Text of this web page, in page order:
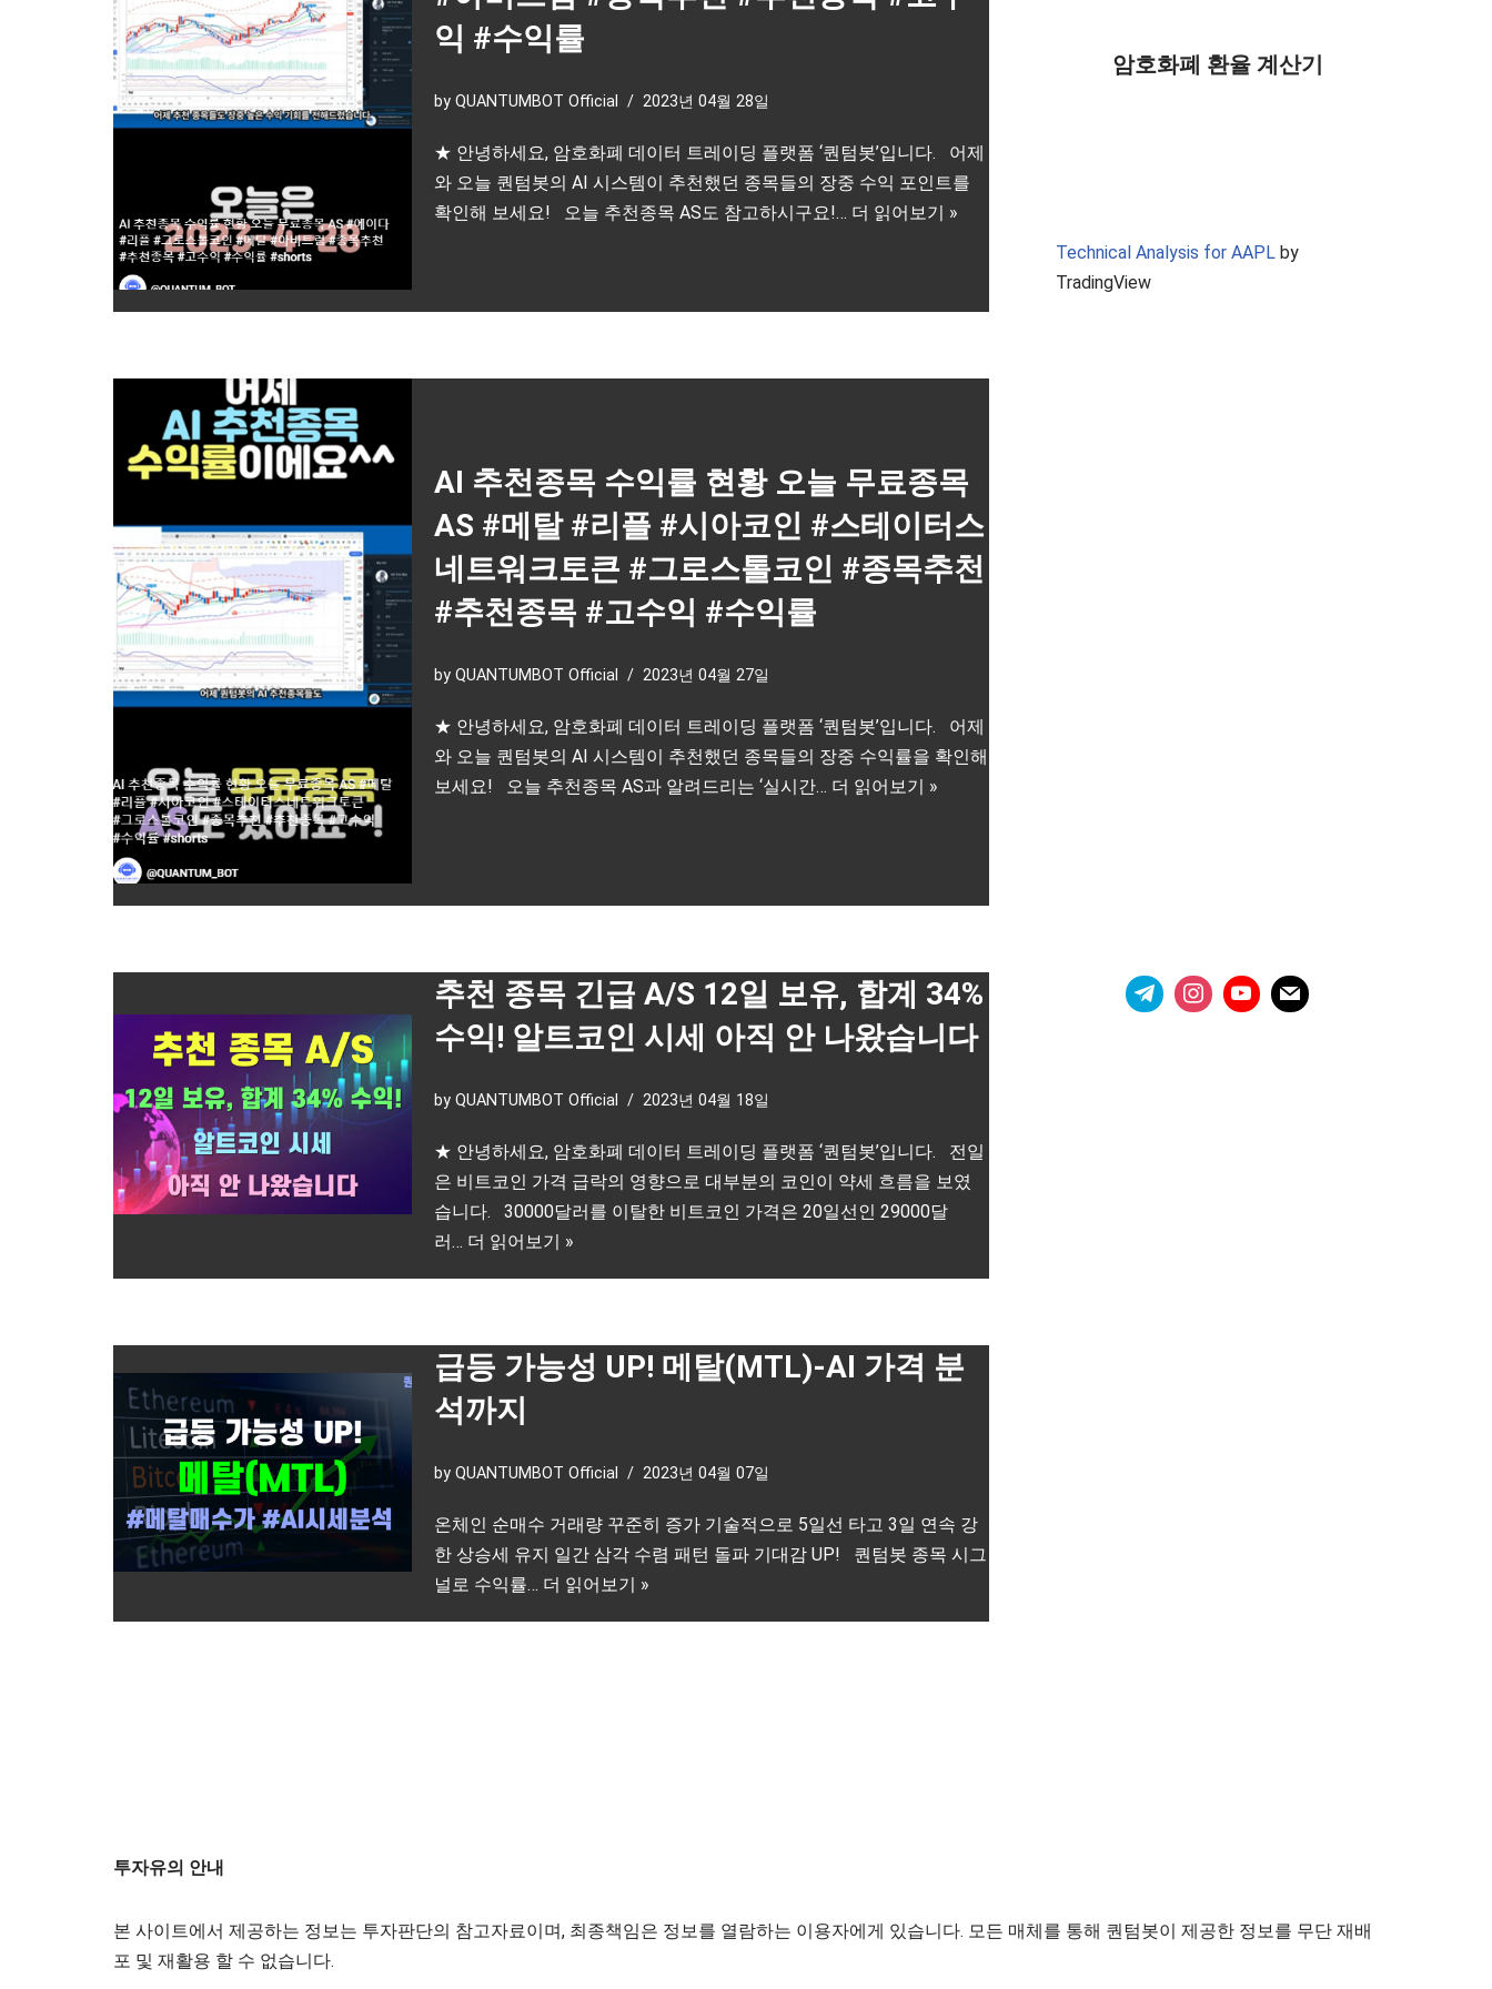
익 #수익률
byQUANTUMBOT Official 2023년 04월 28일
★ 안녕하세요, 암호화폐 데이터 트레이딩 플랫폼 ‘퀀텀봇’입니다. 어제
와 오늘 퀀텀봇의 AI 시스템이 추천했던 종목들의 장중 수익 포인트를
확인해 보세요! 오늘 추천종목 AS도 참고하시구요!… 더 읽어보기 »
AI 추천종목 수익률 현황 오늘 무료종목
AS #메탈 #리플 #시아코인 #스테이터스
네트워크토큰 #그로스톨코인 #종목추천
#추천종목 #고수익 #수익률
byQUANTUMBOT Official 2023년 04월 27일
★ 안녕하세요, 암호화폐 데이터 트레이딩 플랫폼 ‘퀀텀봇’입니다. 어제
와 오늘 퀀텀봇의 AI 시스템이 추천했던 종목들의 장중 수익률을 확인해
보세요! 오늘 추천종목 AS과 알려드리는 ‘실시간… 더 읽어보기 »
추천 종목 긴급 A/S 12일 보유, 합계 34%
수익! 알트코인 시세 아직 안 나왔습니다
byQUANTUMBOT Official 2023년 04월 18일
★ 안녕하세요, 암호화폐 데이터 트레이딩 플랫폼 ‘퀀텀봇’입니다. 전일
은 비트코인 가격 급락의 영향으로 대부분의 코인이 약세 흐름을 보였
습니다. 30000달러를 이탈한 비트코인 가격은 20일선인 29000달
러… 더 읽어보기 »
급등 가능성 UP! 메탈(MTL)-AI 가격 분
석까지
byQUANTUMBOT Official 2023년 04월 07일
온체인 순매수 거래량 꾸준히 증가 기술적으로 5일선 타고 3일 연속 강
한 상승세 유지 일간 삼각 수렴 패턴 돌파 기대감 UP! 퀀텀봇 종목 시그
널로 수익률… 더 읽어보기 »
암호화폐 환율 계산기
Technical Analysis for AAPL by
TradingView
투자유의 안내
본 사이트에서 제공하는 정보는 투자판단의 참고자료이며, 최종책임은 정보를 열람하는 이용자에게 있습니다. 모든 매체를 통해 퀀텀봇이 제공한 정보를 무단 재배
포 및 재활용 할 수 없습니다.